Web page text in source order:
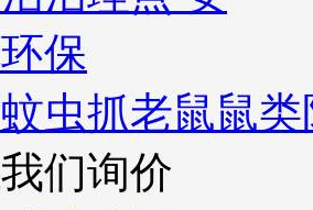
虫抓老鼠鼠
们询价